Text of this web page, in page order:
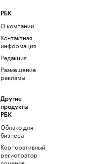
РБК
О компании
Контактная
информация
Редакция
Размещение
рекламы
Другие
продукты
РБК
Облако для
бизнеса
Корпоративный
регистратор